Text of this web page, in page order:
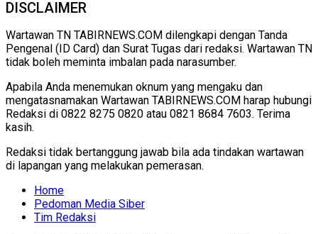
DISCLAIMER
Wartawan TN TABIRNEWS.COM dilengkapi dengan Tanda
Pengenal (ID Card) dan Surat Tugas dari redaksi. Wartawan TN
tidak boleh meminta imbalan pada narasumber.
Apabila Anda menemukan oknum yang mengaku dan
mengatasnamakan Wartawan TABIRNEWS.COM harap hubungi
Redaksi di 0822 8275 0820 atau 0821 8684 7603. Terima
kasih.
Redaksi tidak bertanggung jawab bila ada tindakan wartawan
di lapangan yang melakukan pemerasan.
Home
Pedoman Media Siber
Tim Redaksi